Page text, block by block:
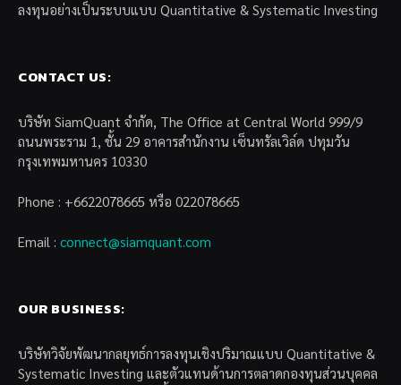
ลงทุนอย่างเป็นระบบแบบ Quantitative & Systematic Investing
CONTACT US:
บริษัท SiamQuant จำกัด, The Office at Central World 999/9
ถนนพระราม 1, ชั้น 29 อาคารสำนักงาน เซ็นทรัลเวิล์ด ปทุมวัน
กรุงเทพมหานคร 10330
Phone : +6622078665 หรือ 022078665
Email : connect@siamquant.com
OUR BUSINESS:
บริษัทวิจัยพัฒนากลยุทธ์การลงทุนเชิงปริมาณแบบ Quantitative &
Systematic Investing และตัวแทนด้านการตลาดกองทุนส่วนบุคคล